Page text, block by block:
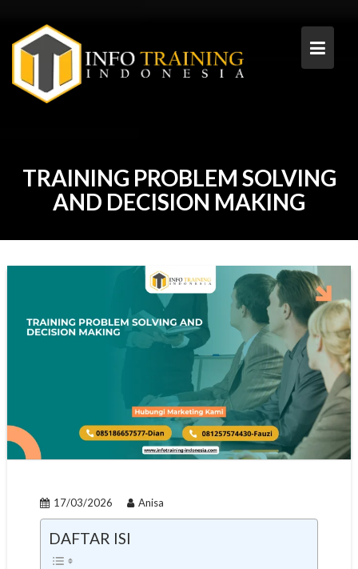
content
TRAINING PROBLEM SOLVING
AND DECISION MAKING
17/03/2026 Anisa
DAFTAR ISI